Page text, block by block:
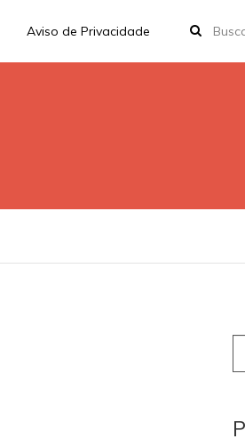
Aviso de Privacidade